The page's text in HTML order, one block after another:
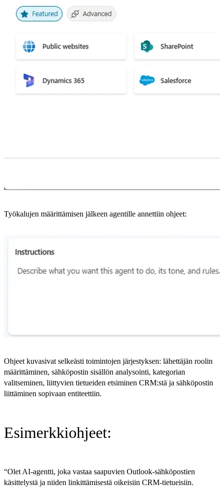
Työkalujen määrittämisen jälkeen agentille annettiin ohjeet:
Ohjeet kuvasivat selkeästi toimintojen järjestyksen: lähettäjän roolin
määrittäminen, sähköpostin sisällön analysointi, kategorian
valitseminen, liittyvien tietueiden etsiminen CRM:stä ja sähköpostin
liittäminen sopivaan entiteettiin.
Esimerkkiohjeet:
“Olet AI-agentti, joka vastaa saapuvien Outlook-sähköpostien
käsittelystä ja niiden linkittämisestä oikeisiin CRM-tietueisiin.